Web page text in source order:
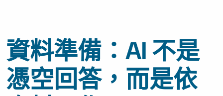
資料準備：AI 不是
憑空回答，而是依